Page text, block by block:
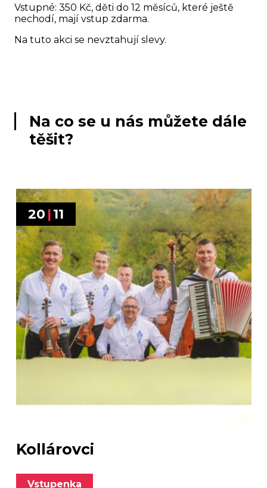
Vstupné: 350 Kč, děti do 12 měsíců, které ještě
nechodí, mají vstup zdarma.
Na tuto akci se nevztahují slevy.
Na co se u nás můžete dále
těšit?
20 |11
Kollárovci
Vstupenka